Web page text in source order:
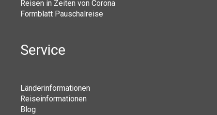
Reisen in Zeiten von Corona
Formblatt Pauschalreise
Service
Länderinformationen
Reiseinformationen
Blog